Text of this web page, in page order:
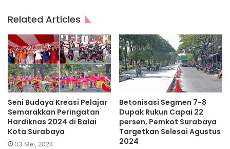
Related Articles
Seni Budaya Kreasi Pelajar
Semarakkan Peringatan
Hardiknas 2024 di Balai
Kota Surabaya
03 Mei, 2024
Betonisasi Segmen 7-8
Dupak Rukun Capai 22
persen, Pemkot Surabaya
Targetkan Selesai Agustus
2024